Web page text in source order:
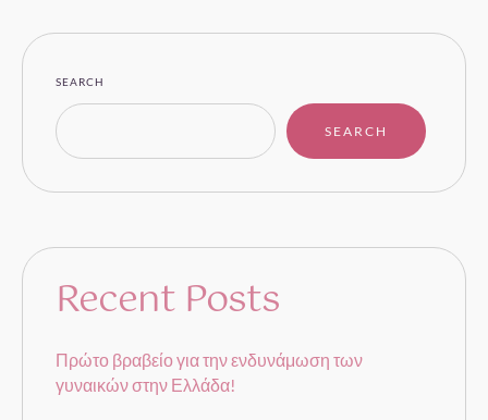
SEARCH
SEARCH
Recent Posts
Πρώτο βραβείο για την ενδυνάμωση των
γυναικών στην Ελλάδα!